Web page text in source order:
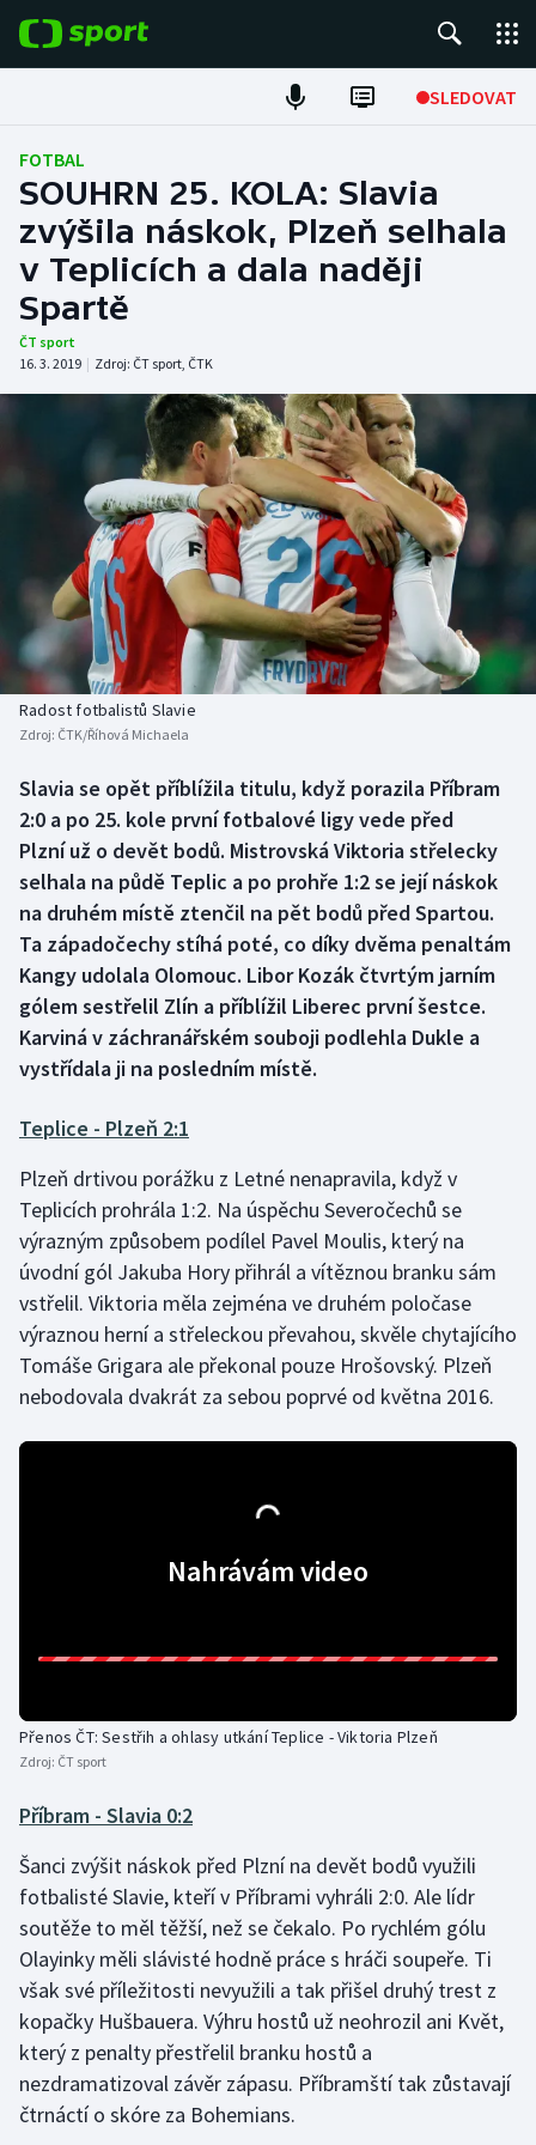
SLEDOVAT
Fotbal
Hokej
Tenis
Atletika
Americký fotbal
Baseball a softbal
Basketbal
Biatlon
Boby a skeleton
Box
Curling
Dostihy
Florbal
Futsal
Golf
Gymnastika
Házená
Jezdectví
Judo
Krasobruslení
Plavání
Plážový volejbal
Ragby
Rychlobruslení
Rychlostní kanoistika
Short track
Sportovní střelba
NEPŘEHLÉDNĚTE
Soutěže
Historické návraty
Aplikace ČT sport
AZ kvíz
FOTBAL
SOUHRN 25. KOLA: Slavia
zvýšila náskok, Plzeň selhala
v Teplicích a dala naději
Spartě
ČT sport
16. 3. 2019 | Zdroj: ČT sport, ČTK
Radost fotbalistů Slavie
Zdroj: ČTK/Říhová Michaela
Slavia se opět příblížila titulu, když porazila Příbram
2:0 a po 25. kole první fotbalové ligy vede před
Plzní už o devět bodů. Mistrovská Viktoria střelecky
selhala na půdě Teplic a po prohře 1:2 se její náskok
na druhém místě ztenčil na pět bodů před Spartou.
Ta západočechy stíhá poté, co díky dvěma penaltám
Kangy udolala Olomouc. Libor Kozák čtvrtým jarním
gólem sestřelil Zlín a příblížil Liberec první šestce.
Karviná v záchranářském souboji podlehla Dukle a
vystřídala ji na posledním místě.
Teplice - Plzeň 2:1
Plzeň drtivou porážku z Letné nenapravila, když v
Teplicích prohrála 1:2. Na úspěchu Severočechů se
výrazným způsobem podílel Pavel Moulis, který na
úvodní gól Jakuba Hory přihrál a vítěznou branku sám
vstřelil. Viktoria měla zejména ve druhém poločase
výraznou herní a střeleckou převahou, skvěle chytajícího
Tomáše Grigara ale překonal pouze Hrošovský. Plzeň
nebodovala dvakrát za sebou poprvé od května 2016.
Nahrávám video
Přenos ČT: Sestřih a ohlasy utkání Teplice - Viktoria Plzeň
Zdroj: ČT sport
Příbram - Slavia 0:2
Šanci zvýšit náskok před Plzní na devět bodů využili
fotbalisté Slavie, kteří v Příbrami vyhráli 2:0. Ale lídr
soutěže to měl těžší, než se čekalo. Po rychlém gólu
Olayinky měli slávisté hodně práce s hráči soupeře. Ti
však své příležitosti nevyužili a tak přišel druhý trest z
kopačky Hušbauera. Výhru hostů už neohrozil ani Květ,
který z penalty přestřelil branku hostů a
nezdramatizoval závěr zápasu. Příbramští tak zůstavají
čtrnáctí o skóre za Bohemians.